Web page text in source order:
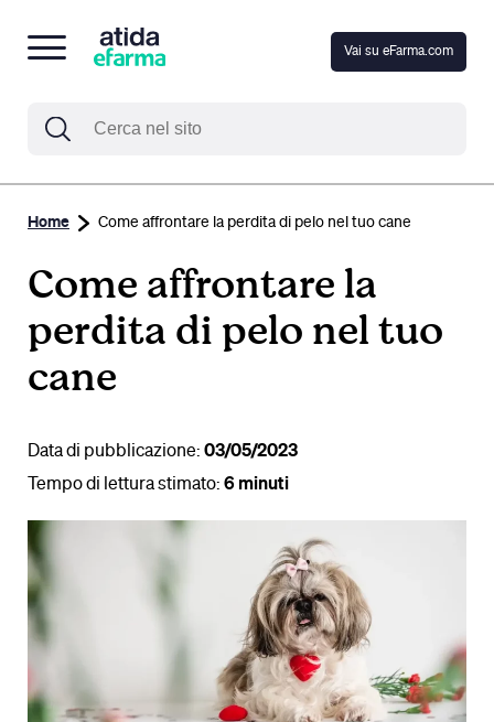
Vai su eFarma.com
Home Come affrontare la perdita di pelo nel tuo cane
Come affrontare la
perdita di pelo nel tuo
cane
Data di pubblicazione: 03/05/2023
Tempo di lettura stimato: 6 minuti